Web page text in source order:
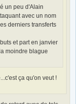
un peu d'Alain
avec un nom
derniers transferts
et part en janvier
moindre blague
ça qu'on veut !